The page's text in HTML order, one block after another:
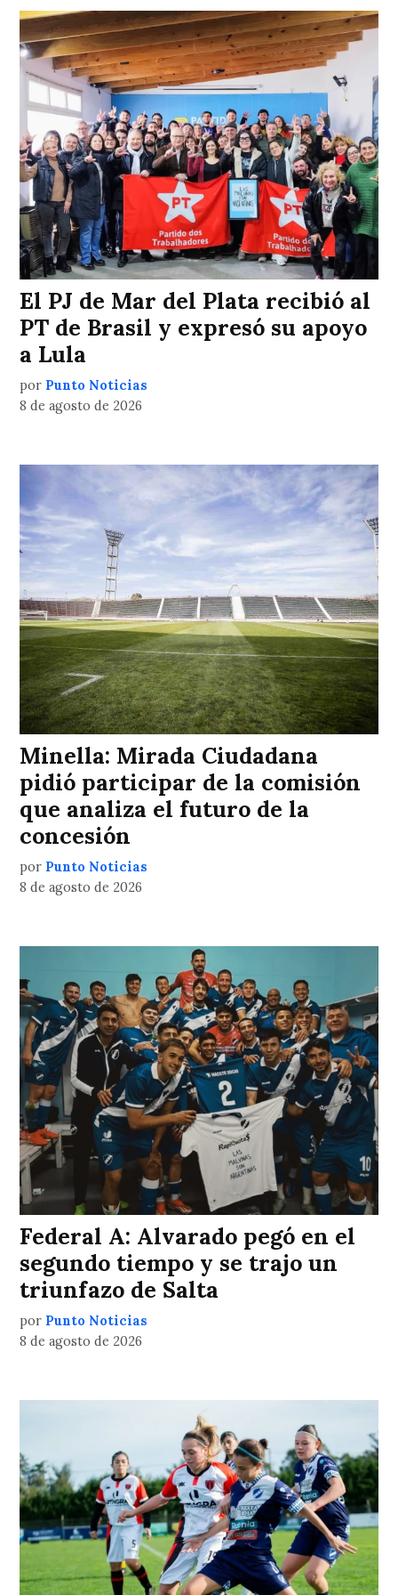
El PJ de Mar del Plata recibió al
PT de Brasil y expresó su apoyo
a Lula
por Punto Noticias
8 de agosto de 2026
Minella: Mirada Ciudadana
pidió participar de la comisión
que analiza el futuro de la
concesión
por Punto Noticias
8 de agosto de 2026
Federal A: Alvarado pegó en el
segundo tiempo y se trajo un
triunfazo de Salta
por Punto Noticias
8 de agosto de 2026